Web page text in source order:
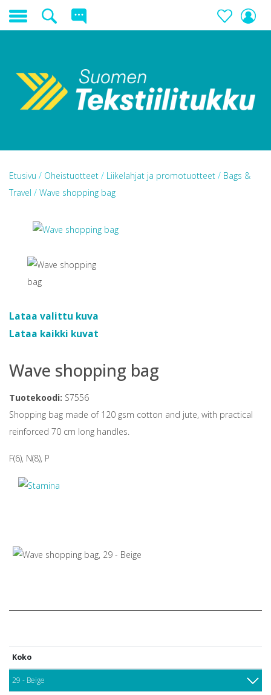
Etusivu / Oheistuotteet / Liikelahjat ja promotuotteet / Bags &
Travel / Wave shopping bag
Lataa valittu kuva
Lataa kaikki kuvat
Wave shopping bag
Tuotekoodi: S7556
Shopping bag made of 120 gsm cotton and jute, with practical
reinforced 70 cm long handles.
F(6), N(8), P
Koko
29 - Beige